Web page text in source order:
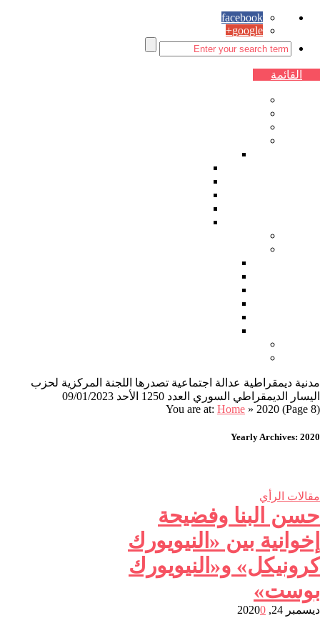
facebook
google+
القائمة
مدنية ديمقراطية عدالة اجتماعية تصدرها اللجنة المركزية لحزب
اليسار الديمقراطي السوري العدد 1250 الأحد 09/01/2023
You are at: Home » 2020 (Page 8)
Yearly Archives: 2020
مقالات الرأي
حسن البنا وفضيحة
إخوانية بين «النيويورك
كرونيكل» و«النيويورك
بوست»
ديسمبر 24, 2020 0